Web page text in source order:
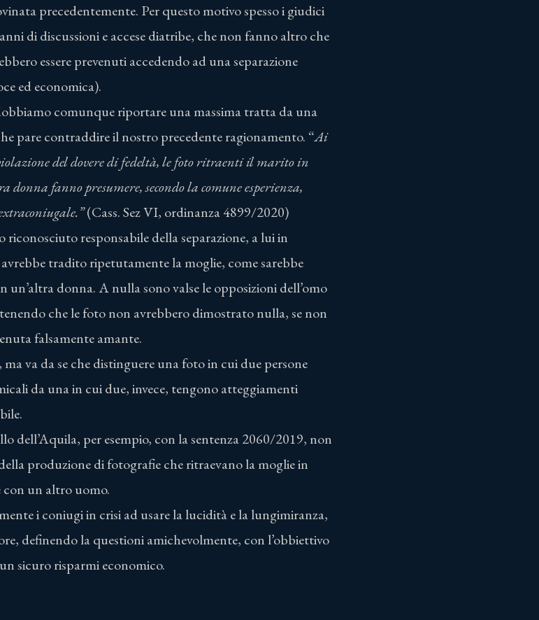
precedentemente. Per questo motivo spesso i giudici
di discussioni e accese diatribe, che non fanno altro che
essere prevenuti accedendo ad una separazione
ed economica).
comunque riportare una massima tratta da una
pare contraddire il nostro precedente ragionamento. “Ai
del dovere di fedeltà, le foto ritraenti il marito in
fanno presumere, secondo la comune esperienza,
(Cass. Sez VI, ordinanza 4899/2020)
responsabile della separazione, a lui in
tradito ripetutamente la moglie, come sarebbe
un’altra donna. A nulla sono valse le opposizioni dell’omo
che le foto non avrebbero dimostrato nulla, se non
falsamente amante.
va da se che distinguere una foto in cui due persone
da una in cui due, invece, tengono atteggiamenti
dell’Aquila, per esempio, con la sentenza 2060/2019, non
produzione di fotografie che ritraevano la moglie in
con un altro uomo.
i coniugi in crisi ad usare la lucidità e la lungimiranza,
definendo la questioni amichevolmente, con l’obbiettivo
sicuro risparmi economico.